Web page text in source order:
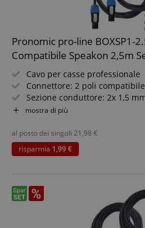
Pronomic pro-line BOXSP1-
Compatibile Speakon 2,5m
Cavo per casse professionale
Connettore: 2 poli
Sezione conduttore: 2x 1,5
Lunghezza: 2,5 m
2 pezzi in set risparmio
mostra di più
al posto dei singoli 21,98 €
risparmia 1,99 €